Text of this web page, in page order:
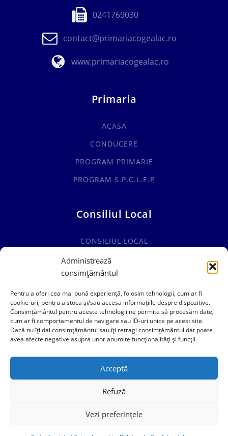
Administrează
consimțământul
Pentru a oferi cea mai bună experiență, folosim tehnologii, cum ar fi
cookie-uri, pentru a stoca și/sau accesa informațiile despre dispozitive.
Consimțământul pentru aceste tehnologii ne permite să procesăm date,
cum ar fi comportamentul de navigare sau ID-uri unice pe acest site.
Dacă nu îți dai consimțământul sau îți retragi consimțământul dat poate
avea afecte negative asupra unor anumite funcționalități și funcții.
Acceptă
Refuză
Vezi preferințele
0241769030
contact@primariacogealac.ro
www.primariacogealac.ro
Primaria
ACASA
CONDUCERE
PROGRAM PRIMARIE
PROGRAM S.P.C.L.E.P
Consiliul Local
CONSILIUL LOCAL
COMISII SPECIALITATE
HOTĂRÂRI CONSILIUL LOCAL
0241769101